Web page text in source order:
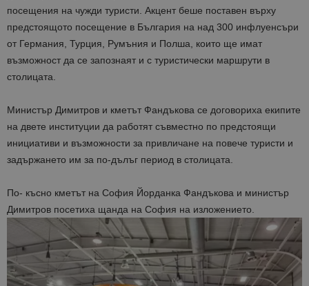
посещения на чужди туристи. Акцент беше поставен върху
предстоящото посещение в България на над 300 инфлуенсъри
от Германия, Турция, Румъния и Полша, които ще имат
възможност да се запознаят и с туристически маршрути в
столицата.
Министър Димитров и кметът Фандъкова се договориха екипите
на двете институции да работят съвместно по предстоящи
инициативи и възможности за привличане на повече туристи и
задържането им за по-дълъг период в столицата.
По- късно кметът на София Йорданка Фандъкова и министър
Димитров посетиха щанда на София на изложението.